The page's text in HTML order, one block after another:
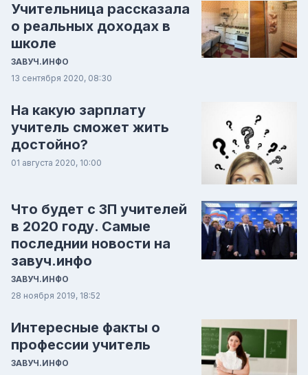
Учительница рассказала
о реальных доходах в
школе
ЗАВУЧ.ИНФО
13 сентября 2020, 08:30
На какую зарплату
учитель сможет жить
достойно?
01 августа 2020, 10:00
Что будет с ЗП учителей
в 2020 году. Самые
последнии новости на
завуч.инфо
ЗАВУЧ.ИНФО
28 ноября 2019, 18:52
Интересные факты о
профессии учитель
ЗАВУЧ.ИНФО